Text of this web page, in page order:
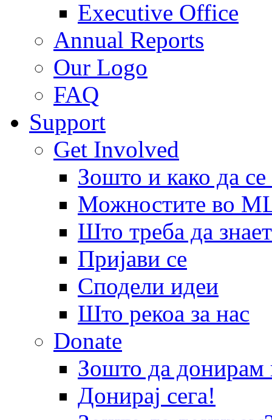
Executive Office
Annual Reports
Our Logo
FAQ
Support
Get Involved
Зошто и како да
Можностите во
Што треба да
Пријави се
Сподели идеи
Што рекоа за нас
Donate
Зошто да
Донирај сега!